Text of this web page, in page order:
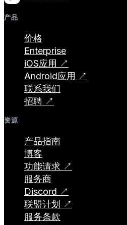
产品
价格
Enterprise
iOS应用 ↗
Android应用 ↗
联系我们
招聘 ↗
资源
产品指南
博客
功能请求 ↗
服务商
Discord ↗
联盟计划 ↗
服务条款